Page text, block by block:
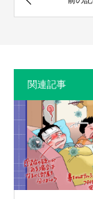
関連記事